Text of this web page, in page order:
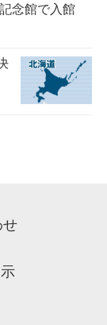
念館で入館
せ